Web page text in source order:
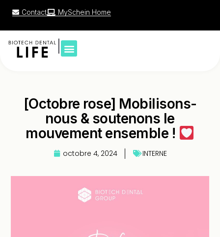
Contact MySchein Home
|
[Octobre rose] Mobilisons-
nous & soutenons le
mouvement ensemble !
octobre 4, 2024 INTERNE